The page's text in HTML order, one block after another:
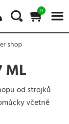
0
shop
ML
od strojků
včetně